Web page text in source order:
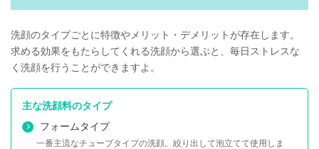
洗顔のタイプごとに特徴やメリット・デメリットが存在します。
求める効果をもたらしてくれる洗顔から選ぶと、毎日ストレスな
く洗顔を行うことができますよ。
主な洗顔料のタイプ
フォームタイプ
一番主流なチューブタイプの洗顔。絞り出して泡立てて使用しま